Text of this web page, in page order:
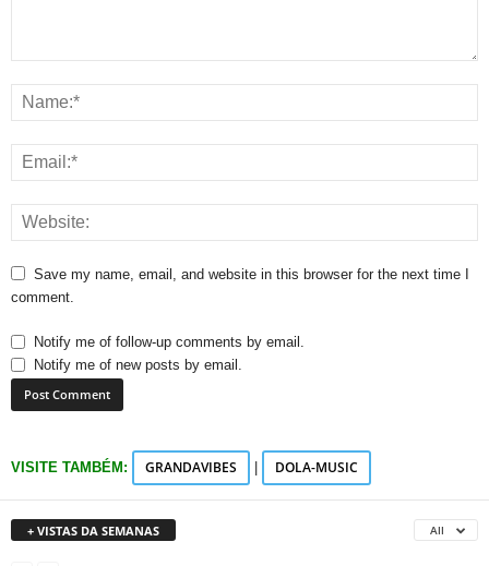
Save my name, email, and website in this browser for the next time I
comment.
Notify me of follow-up comments by email.
Notify me of new posts by email.
VISITE TAMBÉM: GRANDAVIBES DOLA-MUSIC
+ VISTAS DA SEMANAS All